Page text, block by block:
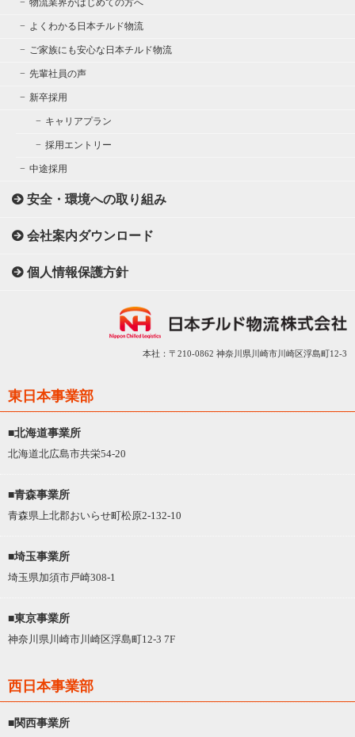
物流業界がはじめての方へ
よくわかる日本チルド物流
ご家族にも安心な日本チルド物流
先輩社員の声
新卒採用
キャリアプラン
採用エントリー
中途採用
安全・環境への取り組み
会社案内ダウンロード
個人情報保護方針
本社：〒210-0862 神奈川県川崎市川崎区浮島町12-3
東日本事業部
■北海道事業所
北海道北広島市共栄54-20
■青森事業所
青森県上北郡おいらせ町松原2-132-10
■埼玉事業所
埼玉県加須市戸崎308-1
■東京事業所
神奈川県川崎市川崎区浮島町12-3 7F
西日本事業部
■関西事業所